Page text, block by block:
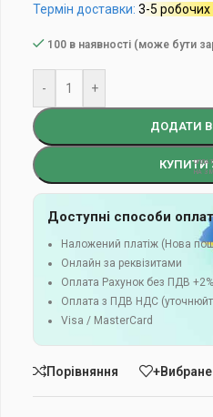
Термін доставки: 3-5 робочих
100 в наявності (може бути
- +
ДОДАТИ
КУПИТИ
Доступні способи
Наложений платіж (Нова
Онлайн за реквізитами
Оплата Рахунок без ПДВ +2%
Оплата з ПДВ НДС
Visa / MasterCard
Порівняння +Вибране